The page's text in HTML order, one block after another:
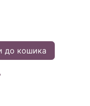
до кошика